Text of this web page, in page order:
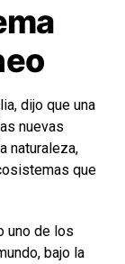
dijo que una
nuevas
naturaleza,
que
uno de los
bajo la